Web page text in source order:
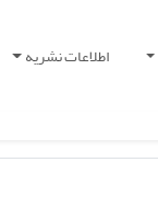
اطلاعات نشریه